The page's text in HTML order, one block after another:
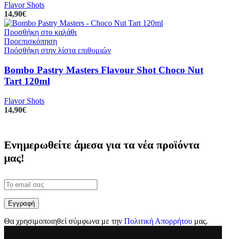
Flavor Shots
14,90€
Προσθήκη στο καλάθι
Προεπισκόπηση
Πρόσθήκη στην λίστα επιθυμιών
Bombo Pastry Masters Flavour Shot Choco Nut
Tart 120ml
Flavor Shots
14,90€
Ενημερωθείτε άμεσα για τα νέα προϊόντα
μας!
Θα χρησιμοποιηθεί σύμφωνα με την Πολιτική Απορρήτου μας.